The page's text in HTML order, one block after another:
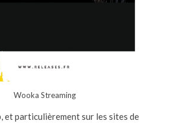
Wooka Streaming
et particulièrement sur les sites de